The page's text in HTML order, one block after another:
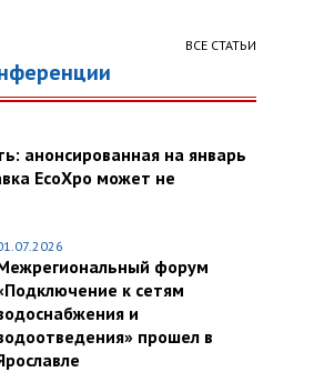
ВСЕ СТАТЬИ
анонсированная на январь
EcoXpo может не
форум
к сетям
и
прошел в